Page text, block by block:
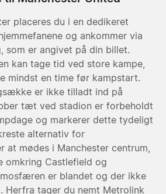
placeres du i en dedikeret
og ankommer via
som er angivet på din billet.
kan tage tid ved store kampe,
mindst en time før kampstart.
er ikke tilladt ind på
tæt ved stadion er forbeholdt
og markerer dette tydeligt
alternativ for
mødes i Manchester centrum,
omkring Castlefield og
er blandet og der ikke
Herfra tager du nemt Metrolink